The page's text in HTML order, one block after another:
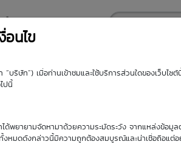
อนไข
“บริษัท”) เมื่อท่านเข้าชมและใช้บริการส่วนใดของเว็บไซ
ปนี้
พยายามจัดหามาด้วยความระมัดระวัง จากแหล่งข้อมู
หมดดังกล่าวนี้มีความถูกต้องสมบูรณ์และน่าเชื่อถือแต่อ
รู้ DW Search